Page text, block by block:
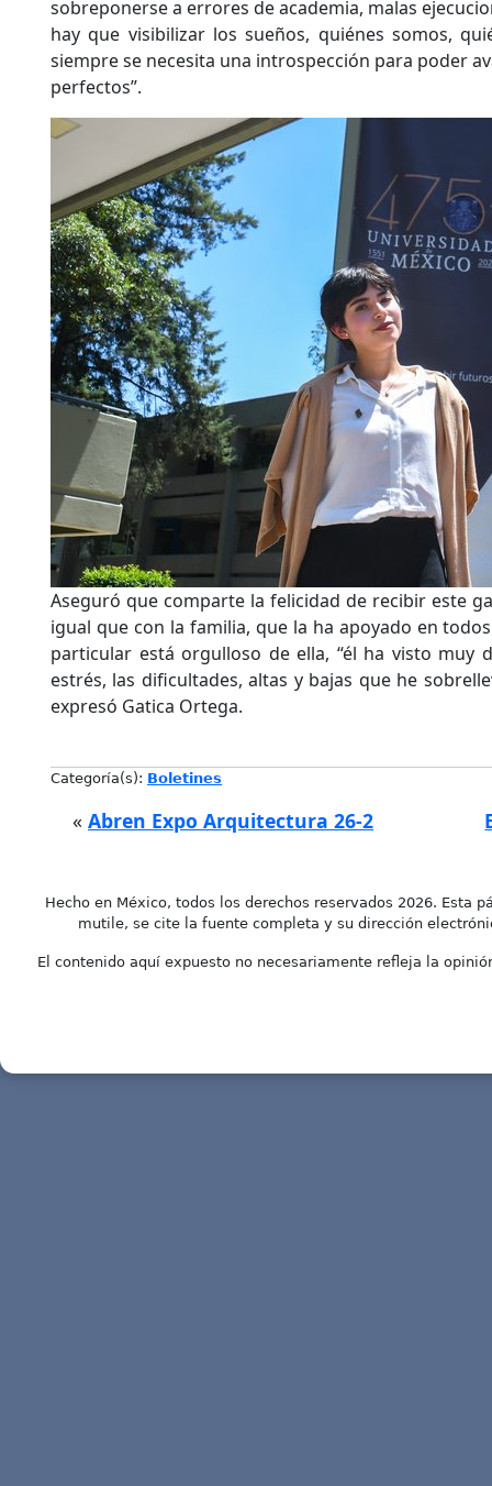
sobreponerse a errores de academia, malas
hay que visibilizar los sueños, quiénes somos,
siempre se necesita una introspección para poder
perfectos”.
Aseguró que comparte la felicidad de recibir este
igual que con la familia, que la ha apoyado en
particular está orgulloso de ella, “él ha visto muy
estrés, las dificultades, altas y bajas que he
expresó Gatica Ortega.
Categoría(s): Boletines
« Abren Expo Arquitectura 26-2
Hecho en México, todos los derechos reservados 2026. Esta
mutile, se cite la fuente completa y su dirección
El contenido aquí expuesto no necesariamente refleja la